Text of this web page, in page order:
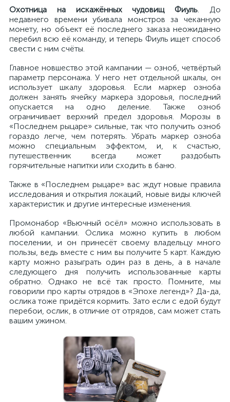
Охотница на искажённых чудовищ Фиуль. До
недавнего времени убивала монстров за чеканную
монету, но объект её последнего заказа неожиданно
перебил всю её команду, и теперь Фиуль ищет способ
свести с ним счёты.
Главное новшество этой кампании — озноб, четвёртый
параметр персонажа. У него нет отдельной шкалы, он
использует шкалу здоровья. Если маркер озноба
должен занять ячейку маркера здоровья, последний
опускается на одно деление. Также озноб
ограничивает верхний предел здоровья. Морозы в
«Последнем рыцаре» сильные, так что получить озноб
гораздо легче, чем потерять. Убрать маркер озноба
можно специальным эффектом, и, к счастью,
путешественник всегда может раздобыть
горячительные напитки или сходить в баню.
Также в «Последнем рыцаре» вас ждут новые правила
исследования и открытия локаций, новые виды ключей
характеристик и другие интересные изменения.
Промонабор «Вьючный осёл» можно использовать в
любой кампании. Ослика можно купить в любом
поселении, и он принесёт своему владельцу много
пользы, ведь вместе с ним вы получите 5 карт. Каждую
карту можно разыграть один раз в день, а в начале
следующего дня получить использованные карты
обратно. Однако не всё так просто. Помните, мы
говорили про карты отрядов в «Эпохе легенд»? Да-да,
ослика тоже придётся кормить. Зато если с едой будут
перебои, ослик, в отличие от отрядов, сам может стать
вашим ужином.